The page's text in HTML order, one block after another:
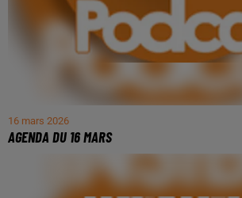
16 mars 2026
AGENDA DU 16 MARS